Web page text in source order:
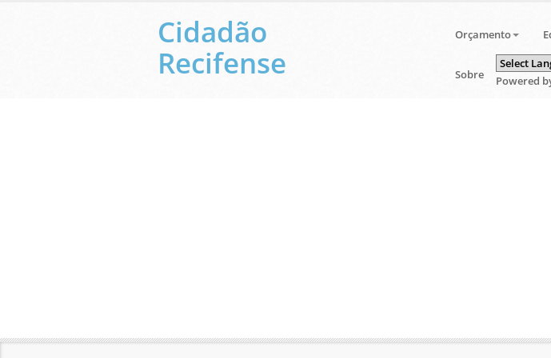
Cidadão
Recifense
Orçamento
Sobre Powered